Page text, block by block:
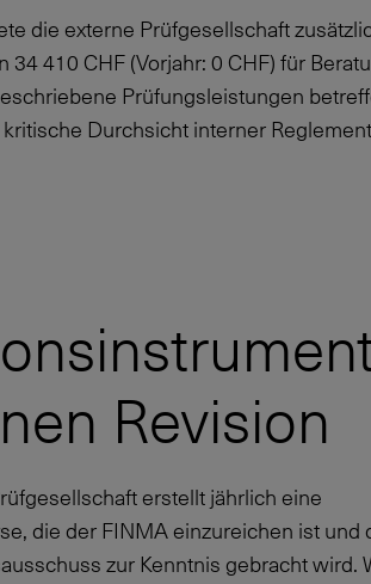
die externe Prüfgesellschaft
34 410 CHF (Vorjahr: 0 CHF) für
Prüfungsleistungen
Durchsicht interner
Revision
erstellt jährlich eine
die der FINMA einzureichen ist und
zur Kenntnis gebracht wird.